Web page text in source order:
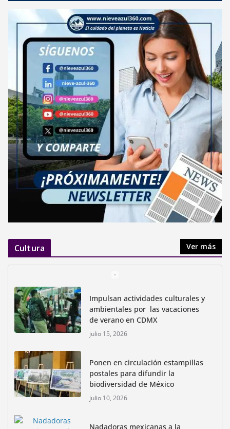
Cultura Ver más
Impulsan actividades culturales y
ambientales por las vacaciones
de verano en CDMX
julio 15, 2026
Ponen en circulación estampillas
postales para difundir la
biodiversidad de México
julio 10, 2026
Nadadoras mexicanas a la